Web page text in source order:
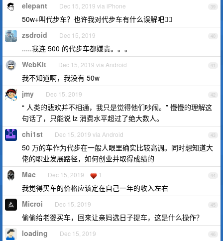
39
elepant Dec 15, 2019 via iPhone
50w+叫代步车？也许我对代步车有什么误解吧🧎‍♂️
40
zsdroid Dec 15, 2019
.....我连 500 的代步车都嫌贵。。。
41
WebKit Dec 15, 2019 via Android
我不知道啊，我没有 50w
42
jmy Dec 15, 2019
“ 人类的悲欢并不相通，我只是觉得他们吵闹。” 慢慢的理解这
句话了，只能说 lz 消费水平超过了绝大数人。
43
chi1st Dec 15, 2019 via Android
50 万的车作为代步在一般人眼里确实比较高调。同时想知道大
佬的职业发展路径，如何创业并取得成绩的
44
Mac Dec 15, 2019 1
我觉得买车的价格应该定在自己一年的收入左右
45
Microi Dec 15, 2019
偷偷给老婆买车，回来让亲妈选日子提车，这是什么操作？
46
loading Dec 15, 2019